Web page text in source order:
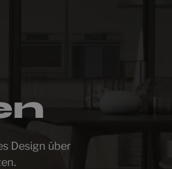
Design über